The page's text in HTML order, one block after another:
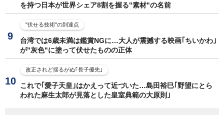
を持つ日本が世界シェア8割を握る"素材"の名前
"伏せる技術"の到達点
台湾では6歳未満は鑑賞NGに…大人が震撼する映画｢ちいかわ｣
が"灰色"に塗って伏せたものの正体
改正されど揺るがぬ｢長子優先｣
これで｢愛子天皇｣はかえって近づいた…島田裕巳｢野望にとら
われた麻生太郎が見落とした皇室典範の大原則｣